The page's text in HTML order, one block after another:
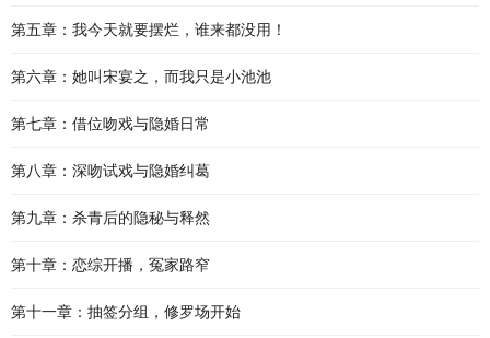
第五章：我今天就要摆烂，谁来都没用！
第六章：她叫宋宴之，而我只是小池池
第七章：借位吻戏与隐婚日常
第八章：深吻试戏与隐婚纠葛
第九章：杀青后的隐秘与释然
第十章：恋综开播，冤家路窄
第十一章：抽签分组，修罗场开始